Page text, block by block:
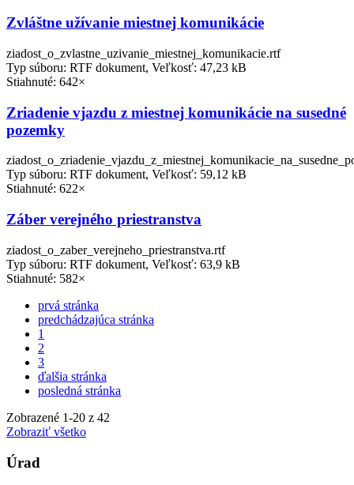
Zvláštne užívanie miestnej komunikácie
ziadost_o_zvlastne_uzivanie_miestnej_komunikacie.rtf
Typ súboru: RTF dokument, Veľkosť: 47,23 kB
Stiahnuté: 642×
Zriadenie vjazdu z miestnej komunikácie na susedné
pozemky
Typ súboru: RTF dokument, Veľkosť: 59,12 kB
Stiahnuté: 622×
Záber verejného priestranstva
ziadost_o_zaber_verejneho_priestranstva.rtf
Typ súboru: RTF dokument, Veľkosť: 63,9 kB
Stiahnuté: 582×
prvá stránka
predchádzajúca stránka
1
2
3
ďalšia stránka
posledná stránka
Zobrazené 1-20 z 42
Zobraziť všetko
Úrad